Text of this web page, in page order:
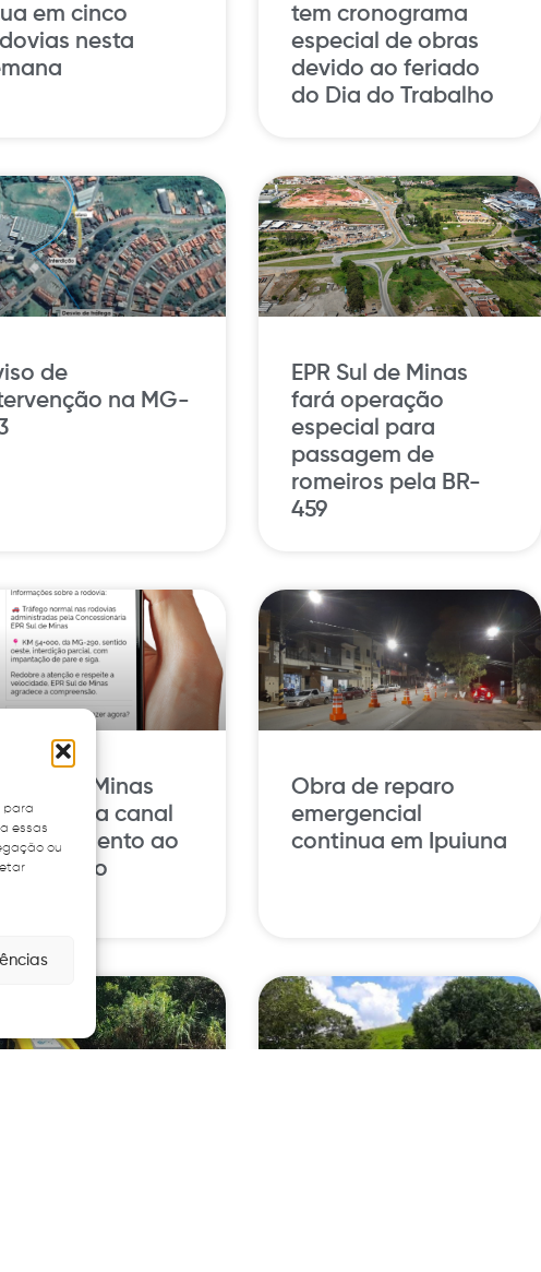
para
essas
ou
em cinco
nesta
tem cronograma
especial de obras
devido ao feriado
do Dia do Trabalho
de
na MG-
EPR Sul de Minas
fará operação
especial para
passagem de
romeiros pela BR-
459
Sul de Minas
canal
atendimento ao
pelo
Obra de reparo
emergencial
continua em Ipuiuna